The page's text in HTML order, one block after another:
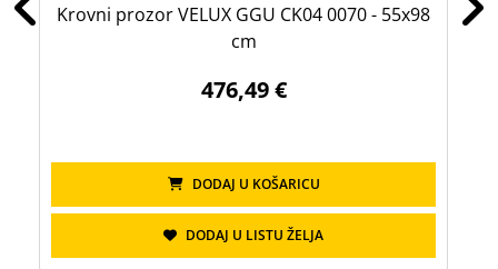
Krovni prozor VELUX GGU CK04 0070 - 55x98
cm
476,49 €
DODAJ U KOŠARICU
DODAJ U LISTU ŽELJA